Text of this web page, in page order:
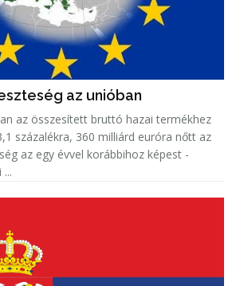
az unióban
az összesített bruttó hazai termékhez
százalékra, 360 milliárd euróra nőtt az
az egy évvel korábbihoz képest -